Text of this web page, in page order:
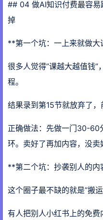
## 04 做AI知识付费最容
掉
**第一个坑：一上来就做
很多人觉得”课越大越值钱
程。
结果录到第15节就放弃了，
正确做法：先做一门30-60
环。卖好了再加内容，没卖
**第二个坑：抄袭别人的
这个圈子最不缺的就是”搬运
有人把别人小红书上的免费